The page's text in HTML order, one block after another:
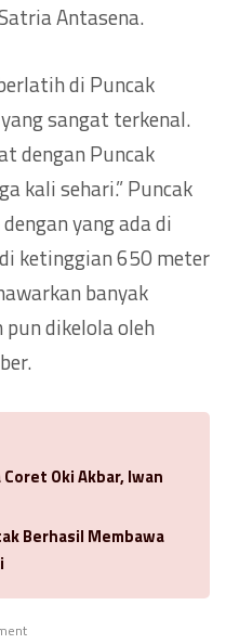
Antasena.
di Puncak
sangat terkenal.
dengan Puncak
kali sehari.” Puncak
yang ada di
ketinggian 650 meter
banyak
pun dikelola oleh
Oki Akbar, Iwan
Berhasil Membawa